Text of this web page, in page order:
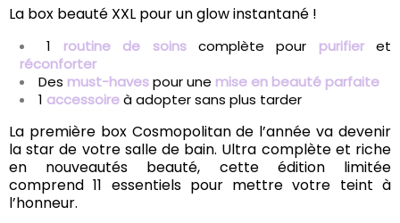
La box beauté XXL pour un glow instantané !
1 routine de soinscomplète pour purifieret
réconforter
Des must-havespour une mise en beauté parfaite
1 accessoireà adopter sans plus tarder
La première box Cosmopolitan de l’année va devenir
la star de votre salle de bain. Ultra complète et riche
en nouveautés beauté, cette édition limitée
comprend 11 essentiels pour mettre votre teint à
l’honneur.